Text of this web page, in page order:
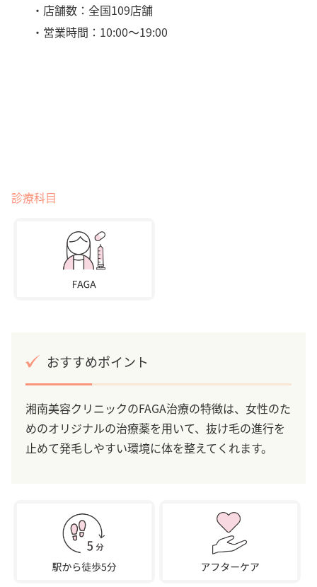
・店舗数：全国109店舗
・営業時間：10:00〜19:00
診療科目
おすすめポイント
湘南美容クリニックのFAGA治療の特徴は、女性のた
めのオリジナルの治療薬を用いて、抜け毛の進行を
止めて発毛しやすい環境に体を整えてくれます。